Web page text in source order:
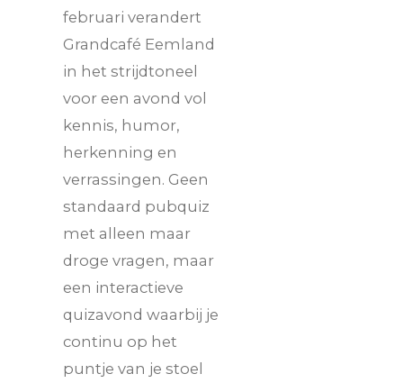
februari verandert
Grandcafé Eemland
in het strijdtoneel
voor een avond vol
kennis, humor,
herkenning en
verrassingen. Geen
standaard pubquiz
met alleen maar
droge vragen, maar
een interactieve
quizavond waarbij je
continu op het
puntje van je stoel